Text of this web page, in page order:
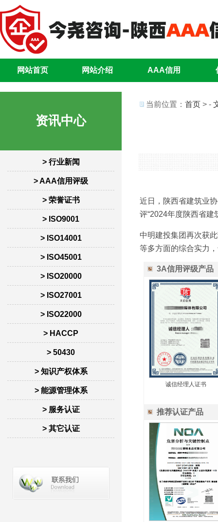
网站首页 网站介绍 AAA信用
资讯中心
> 行业新闻
> AAA信用评级
> 荣誉证书
> ISO9001
> ISO14001
> ISO45001
> ISO20000
> ISO27001
> ISO22000
> HACCP
> 50430
> 知识产权体系
> 能源管理体系
> 服务认证
> 其它认证
当前位置： 首页 > -
近日，陕西省建筑业
评“2024年度陕西省建
中明建投集团再次获
等多方面的综合实力
3A信用评级产品
诚信经理人证书
推荐认证产品